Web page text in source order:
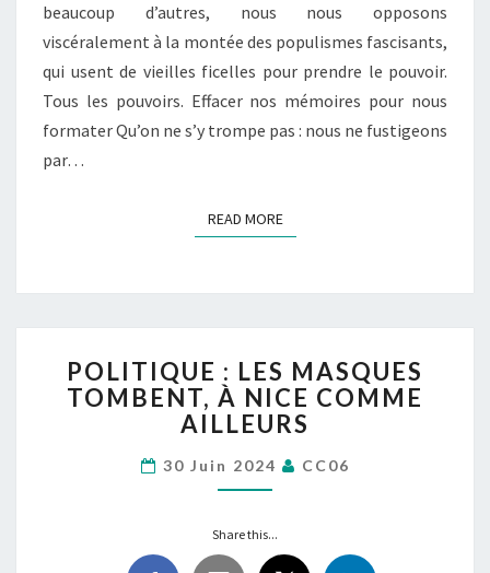
beaucoup d’autres, nous nous opposons
viscéralement à la montée des populismes fascisants,
qui usent de vieilles ficelles pour prendre le pouvoir.
Tous les pouvoirs. Effacer nos mémoires pour nous
formater Qu’on ne s’y trompe pas : nous ne fustigeons
par…
READ MOREREAD MORE
LES
MASQUES
TOMBENT,
NICE
COMME
POLITIQUE : LES MASQUES
TOMBENT, À NICE COMME
AILLEURS
30 Juin 2024 CC06
Share this...